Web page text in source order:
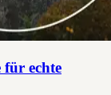
für echte